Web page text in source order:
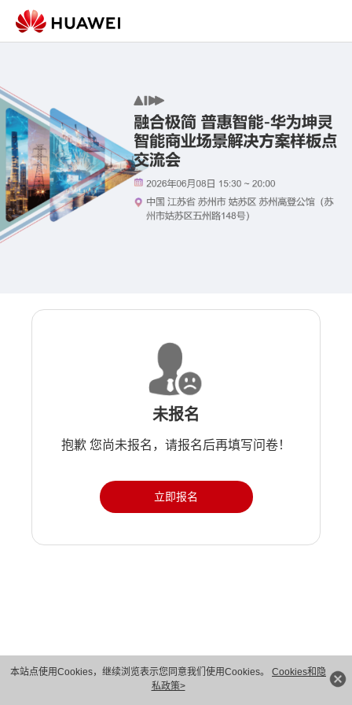
本站点使用Cookies，继续浏览表示您同意我们使用Cookies。 Cookies和隐
私政策>
未报名
抱歉 您尚未报名，请报名后再填写问卷！
立即报名
版权所有 © 华为技术有限公司 1998-2026。 保留一切权利。粤A2-20044005号
隐私保护
法律声明